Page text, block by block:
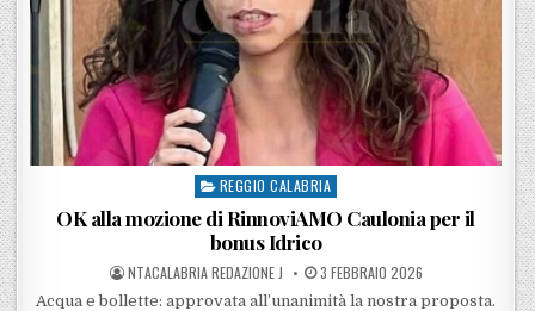
Posted in
REGGIO CALABRIA
OK alla mozione di RinnoviAMO Caulonia per il
bonus Idrico
POSTED BY
NTACALABRIA REDAZIONE J POSTED ON
3 FEBBRAIO 2026
Acqua e bollette: approvata all’unanimità la nostra proposta.